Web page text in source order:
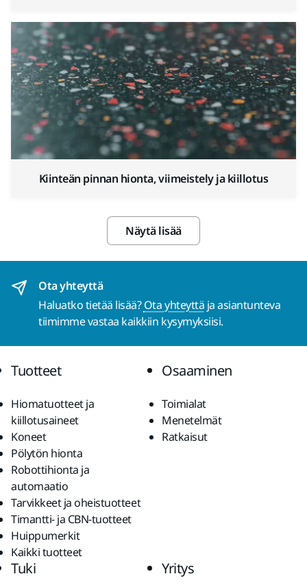
Kiinteän pinnan hionta, viimeistely ja kiillotus
Näytä lisää
Ota yhteyttä
Haluatko tietää lisää?Ota yhteyttä ja asiantunteva
tiimimme vastaa kaikkiin kysymyksiisi.
Tuotteet
Hiomatuotteet ja
kiillotusaineet
Koneet
Pölytön hionta
Robottihionta ja
automaatio
Tarvikkeet ja oheistuotteet
Timantti- ja CBN-tuotteet
Huippumerkit
Kaikki tuotteet
Osaaminen
Toimialat
Menetelmät
Ratkaisut
Tuki Yritys